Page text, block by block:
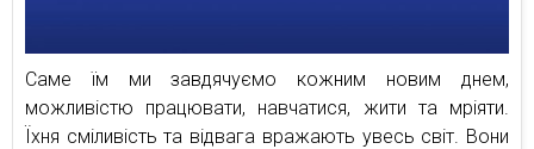
Саме їм ми завдячуємо кожним новим днем,
можливістю працювати, навчатися, жити та мріяти.
Їхня сміливість та відвага вражають увесь світ. Вони